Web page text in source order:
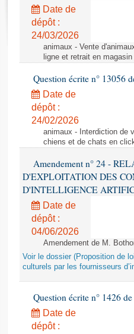
Rapports législatifs
Rapports sur l'application des
Baromètre de l’application
Dossiers législatifs
Budget et sécurité sociale
Questions écrites et orales
Comptes rendus des débats
Date de
dépôt :
24/03/2026
animaux - Vente
ligne et retrait en
Question écrite n° 13056
Date de
dépôt :
24/02/2026
animaux - Interdiction de
chiens et de chats en
Amendement n° 24 -
D'EXPLOITATION DES
D'INTELLIGENCE
Date de
dépôt :
04/06/2026
Amendement de M.
Voir le dossier (Proposition de
culturels par les fournisseurs
Question écrite n° 1426
Date de
dépôt :